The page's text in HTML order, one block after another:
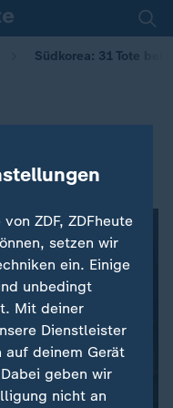
Südkorea: 31 Tote bei
ZDF, ZDFheute
setzen wir
ein. Einige
unbedingt
Mit deiner
Dienstleister
auf deinem Gerät
geben wir
nicht an